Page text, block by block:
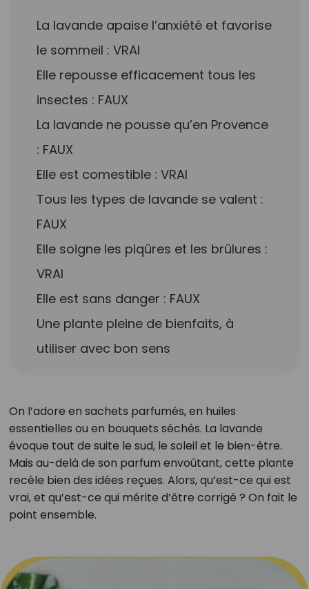
La lavande apaise l’anxiété et favorise
le sommeil : VRAI
Elle repousse efficacement tous les
insectes : FAUX
La lavande ne pousse qu’en Provence
: FAUX
Elle est comestible : VRAI
Tous les types de lavande se valent :
FAUX
Elle soigne les piqûres et les brûlures :
VRAI
Elle est sans danger : FAUX
Une plante pleine de bienfaits, à
utiliser avec bon sens
On l’adore en sachets parfumés, en huiles
essentielles ou en bouquets séchés. La lavande
évoque tout de suite le sud, le soleil et le bien-être.
Mais au-delà de son parfum envoûtant, cette plante
recèle bien des idées reçues. Alors, qu’est-ce qui est
vrai, et qu’est-ce qui mérite d’être corrigé ? On fait le
point ensemble.